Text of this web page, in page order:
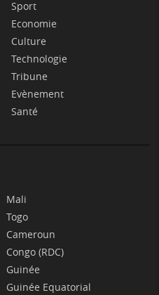
Sport
Economie
Culture
Technologie
Tribune
Evènement
Santé
Mali
Togo
Cameroun
Congo (RDC)
Guinée
Guinée Equatorial